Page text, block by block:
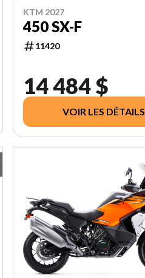
KTM 2027
450 SX-F
11420
14 484 $
VOIR LES DÉTAILS